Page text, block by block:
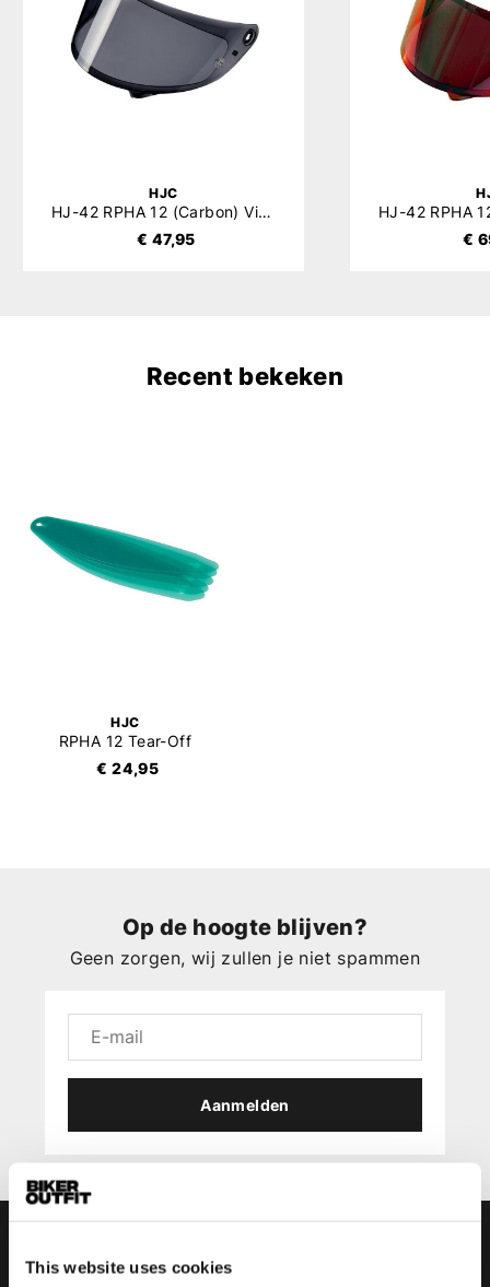
This website uses cookies
HJC
HJ-42 RPHA 12 (Carbon) Vizier
€ 47,95
€
Recent bekeken
HJC
RPHA 12 Tear-Off
€ 24,95
Op de hoogte blijven?
Geen zorgen, wij zullen je niet spammen
Aanmelden